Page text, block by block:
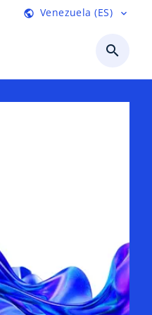
public Venezuela (ES) expand_more
search